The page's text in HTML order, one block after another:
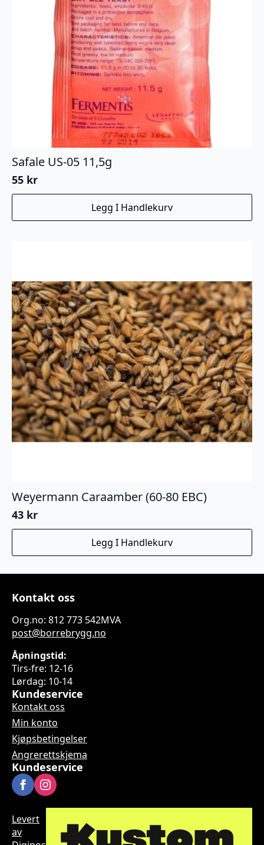
Safale US-05 11,5g
55 kr
Legg I Handlekurv
Weyermann Caraamber (60-80 EBC)
43 kr
Legg I Handlekurv
Kontakt oss
Org.no: 812 773 542MVA
post@borrebrygg.no
Åpningstid:
Tirs-fre: 12-16
Lørdag: 10-14
Kundeservice
Kontakt oss
Min konto
Kjøpsbetingelser
Angrerettskjema
Kundeservice
Levert
av